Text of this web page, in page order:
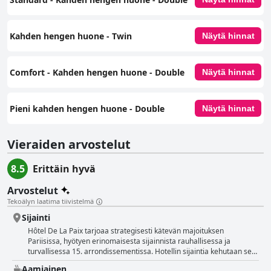
pitävät järjestelyjä kätevinä ja kohtuuhintaisina, kun taas toiset
saatavuuden. Perheystävällinen ympäristö, mukaan lukien tilavat
perhehuoneet ja lemmikkiystävälliset käytännöt, tekevät Hôtel De La
vastinetta rahalle puhtaiden, tyylikkäiden ja hyvin hoidettujen tilojensa,
tekee siitä ihanteellisen valinnan sekä turisteille että liikematkustajille.
Kahden hengen huone - Twin Näytä hinnat
Comfort - Kahden hengen huone - Double Näytä hinnat
Pieni kahden hengen huone - Double Näytä hinnat
Vieraiden arvostelut
8.5
Erittäin hyvä
Arvostelut
Tekoälyn laatima tiivistelmä
Sijainti
Hôtel De La Paix tarjoaa strategisesti kätevän majoituksen
Pariisissa, hyötyen erinomaisesta sijainnista rauhallisessa ja
turvallisessa 15. arrondissementissa. Hotellin sijaintia kehutaan sen
läheisyydestä useisiin metroasemille, mukaan lukien Boucicaut ja